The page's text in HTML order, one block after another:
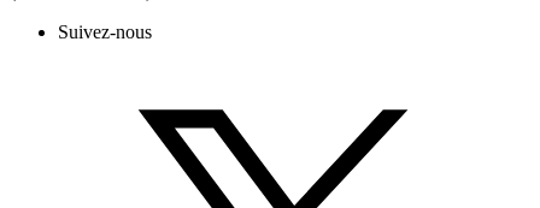
Suivez-nous